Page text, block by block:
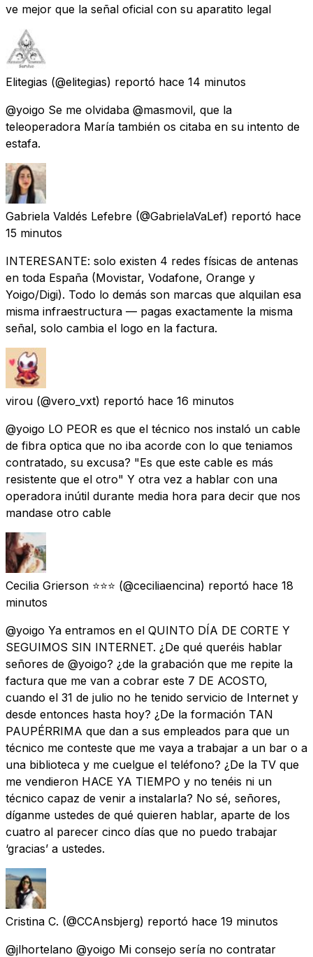
ve mejor que la señal oficial con su aparatito legal
Elitegias (@elitegias) reportó hace 14 minutos
@yoigo Se me olvidaba @masmovil, que la
teleoperadora María también os citaba en su intento de
estafa.
Gabriela Valdés Lefebre (@GabrielaVaLef) reportó hace
15 minutos
INTERESANTE: solo existen 4 redes físicas de antenas
en toda España (Movistar, Vodafone, Orange y
Yoigo/Digi). Todo lo demás son marcas que alquilan esa
misma infraestructura — pagas exactamente la misma
señal, solo cambia el logo en la factura.
virou (@vero_vxt) reportó hace 16 minutos
@yoigo LO PEOR es que el técnico nos instaló un cable
de fibra optica que no iba acorde con lo que teniamos
contratado, su excusa? "Es que este cable es más
resistente que el otro" Y otra vez a hablar con una
operadora inútil durante media hora para decir que nos
mandase otro cable
Cecilia Grierson ⭐️⭐️⭐️ (@ceciliaencina) reportó hace 18
minutos
@yoigo Ya entramos en el QUINTO DÍA DE CORTE Y
SEGUIMOS SIN INTERNET. ¿De qué queréis hablar
señores de @yoigo? ¿de la grabación que me repite la
factura que me van a cobrar este 7 DE ACOSTO,
cuando el 31 de julio no he tenido servicio de Internet y
desde entonces hasta hoy? ¿De la formación TAN
PAUPÉRRIMA que dan a sus empleados para que un
técnico me conteste que me vaya a trabajar a un bar o a
una biblioteca y me cuelgue el teléfono? ¿De la TV que
me vendieron HACE YA TIEMPO y no tenéis ni un
técnico capaz de venir a instalarla? No sé, señores,
díganme ustedes de qué quieren hablar, aparte de los
cuatro al parecer cinco días que no puedo trabajar
‘gracias’ a ustedes.
Cristina C. (@CCAnsbjerg) reportó hace 19 minutos
@jlhortelano @yoigo Mi consejo sería no contratar